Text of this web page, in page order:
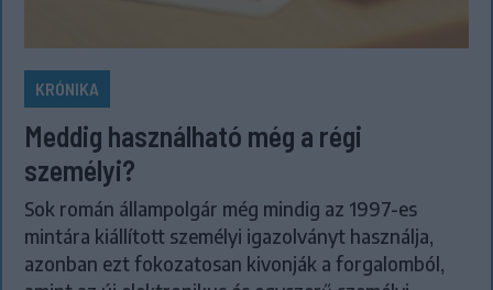
KRÓNIKA
Meddig használható még a régi
személyi?
Sok román állampolgár még mindig az 1997-es
mintára kiállított személyi igazolványt használja,
azonban ezt fokozatosan kivonják a forgalomból,